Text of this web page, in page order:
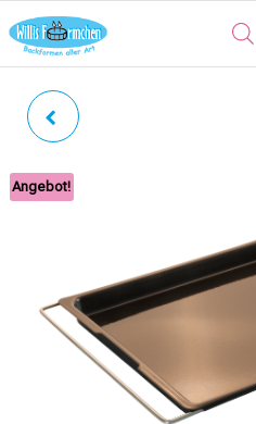
AUSZIEHBAR | OVAL HÖHE
Angebot!